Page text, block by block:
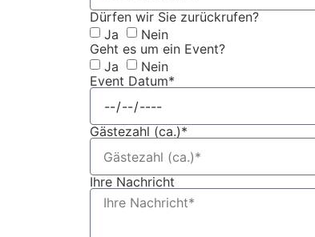
Dürfen wir Sie zurückrufen?
Ja
Nein
Geht es um ein Event?
Ja
Nein
Event Datum*
Gästezahl (ca.)*
Ihre Nachricht